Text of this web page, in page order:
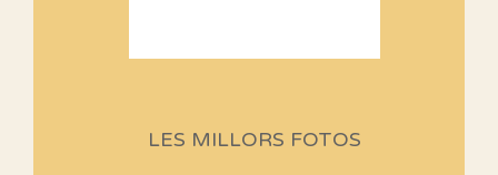
Aquí teniu la primera part de la
LES MILLORS FOTOS